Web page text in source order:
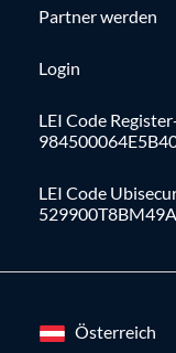
Partner werden
Login
LEI Code
LEI Code
Österreich